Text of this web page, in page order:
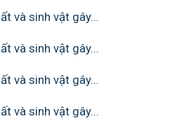
và sinh vật gây...
và sinh vật gây...
và sinh vật gây...
và sinh vật gây...